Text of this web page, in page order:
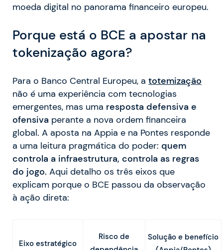
moeda digital no panorama financeiro europeu.
Porque está o BCE a apostar na
tokenização agora?
Para o Banco Central Europeu, a totemização
não é uma experiência com tecnologias
emergentes, mas uma resposta defensiva e
ofensiva perante a nova ordem financeira
global. A aposta na Appia e na Pontes responde
a uma leitura pragmática do poder: quem
controla a infraestrutura, controla as regras
do jogo. Aqui detalho os três eixos que
explicam porque o BCE passou da observação
à ação direta:
Eixo estratégico
Risco de
Solução e benefício